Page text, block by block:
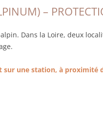
–
Dans la Loire, deux
sur une station, à proximité